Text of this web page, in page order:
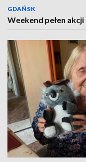
GDAŃSK
Weekend pełen